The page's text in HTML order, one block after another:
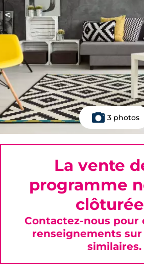
<
3 photos
La vente
programme
Contactez-nous pour
renseignements
similaires.